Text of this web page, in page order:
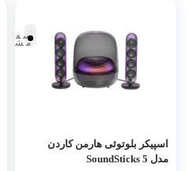
اسپیکر بلوتوثی هارمن کاردن
مدل SoundSticks 5
سفید
مشکی